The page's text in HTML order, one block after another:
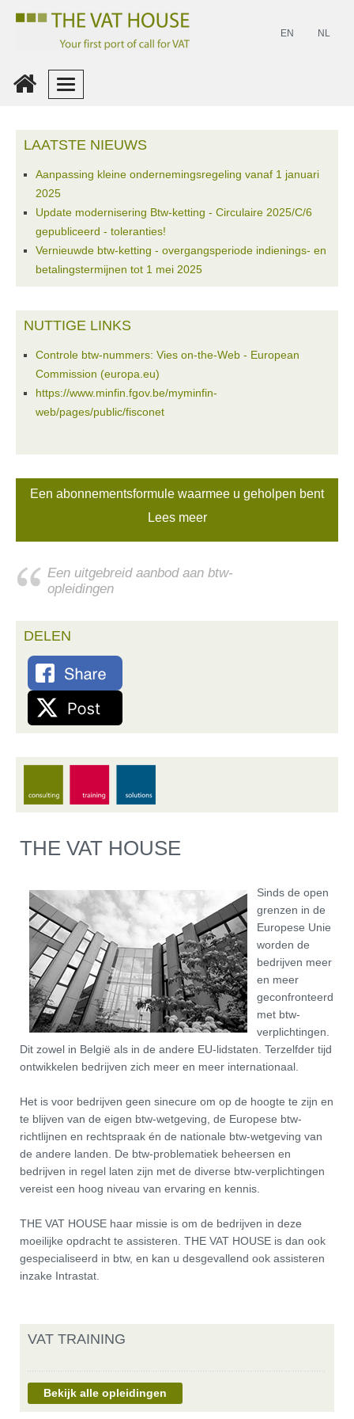
EN NL
Account
LAATSTE NIEUWS
Aanpassing kleine ondernemingsregeling vanaf 1 januari
2025
Update modernisering Btw-ketting - Circulaire 2025/C/6
gepubliceerd - toleranties!
Vernieuwde btw-ketting - overgangsperiode indienings- en
betalingstermijnen tot 1 mei 2025
NUTTIGE LINKS
Controle btw-nummers: Vies on-the-Web - European
Commission (europa.eu)
https://www.minfin.fgov.be/myminfin-
web/pages/public/fisconet
Een abonnementsformule waarmee u geholpen bent
Lees meer
Een uitgebreid aanbod aan btw-
opleidingen
DELEN
THE VAT HOUSE
Sinds de open
grenzen in de
Europese Unie
worden de
bedrijven meer
en meer
geconfronteerd
met btw-
verplichtingen.
Dit zowel in België als in de andere EU-lidstaten. Terzelfder tijd
ontwikkelen bedrijven zich meer en meer internationaal.
Het is voor bedrijven geen sinecure om op de hoogte te zijn en
te blijven van de eigen btw-wetgeving, de Europese btw-
richtlijnen en rechtspraak én de nationale btw-wetgeving van
de andere landen. De btw-problematiek beheersen en
bedrijven in regel laten zijn met de diverse btw-verplichtingen
vereist een hoog niveau van ervaring en kennis.
THE VAT HOUSE haar missie is om de bedrijven in deze
moeilijke opdracht te assisteren. THE VAT HOUSE is dan ook
gespecialiseerd in btw, en kan u desgevallend ook assisteren
inzake Intrastat.
VAT TRAINING
Bekijk alle opleidingen